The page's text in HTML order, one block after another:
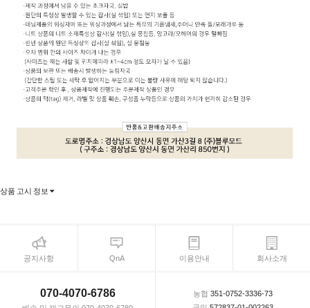
상품 고시 정보
공지사항 QnA 이용안내 회사소개
070-4070-6786 농협 351-0752-3336-73